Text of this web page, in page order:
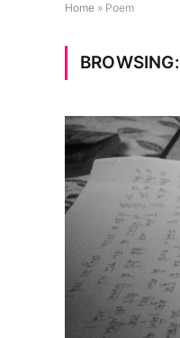
Home » Poem
BROWSING: